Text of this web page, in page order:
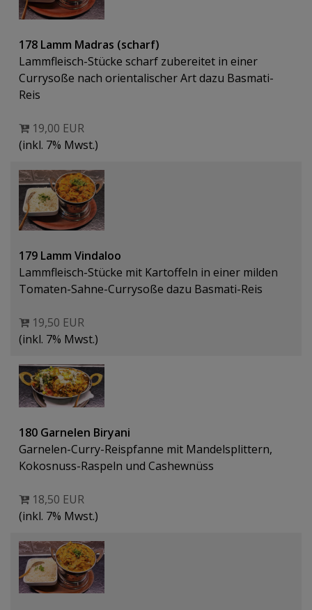
178 Lamm Madras (scharf)
Lammfleisch-Stücke scharf zubereitet in einer
Currysoße nach orientalischer Art dazu Basmati-
Reis
19,00 EUR
(inkl. 7% Mwst.)
179 Lamm Vindaloo
Lammfleisch-Stücke mit Kartoffeln in einer milden
Tomaten-Sahne-Currysoße dazu Basmati-Reis
19,50 EUR
(inkl. 7% Mwst.)
180 Garnelen Biryani
Garnelen-Curry-Reispfanne mit Mandelsplittern,
Kokosnuss-Raspeln und Cashewnüss
18,50 EUR
(inkl. 7% Mwst.)